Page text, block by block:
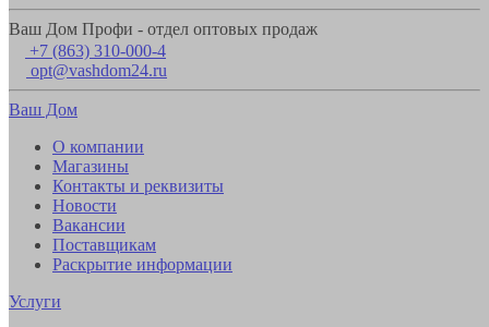
Ваш Дом Профи - отдел оптовых продаж
+7 (863) 310-000-4
opt@vashdom24.ru
Ваш Дом
О компании
Магазины
Контакты и реквизиты
Новости
Вакансии
Поставщикам
Раскрытие информации
Услуги